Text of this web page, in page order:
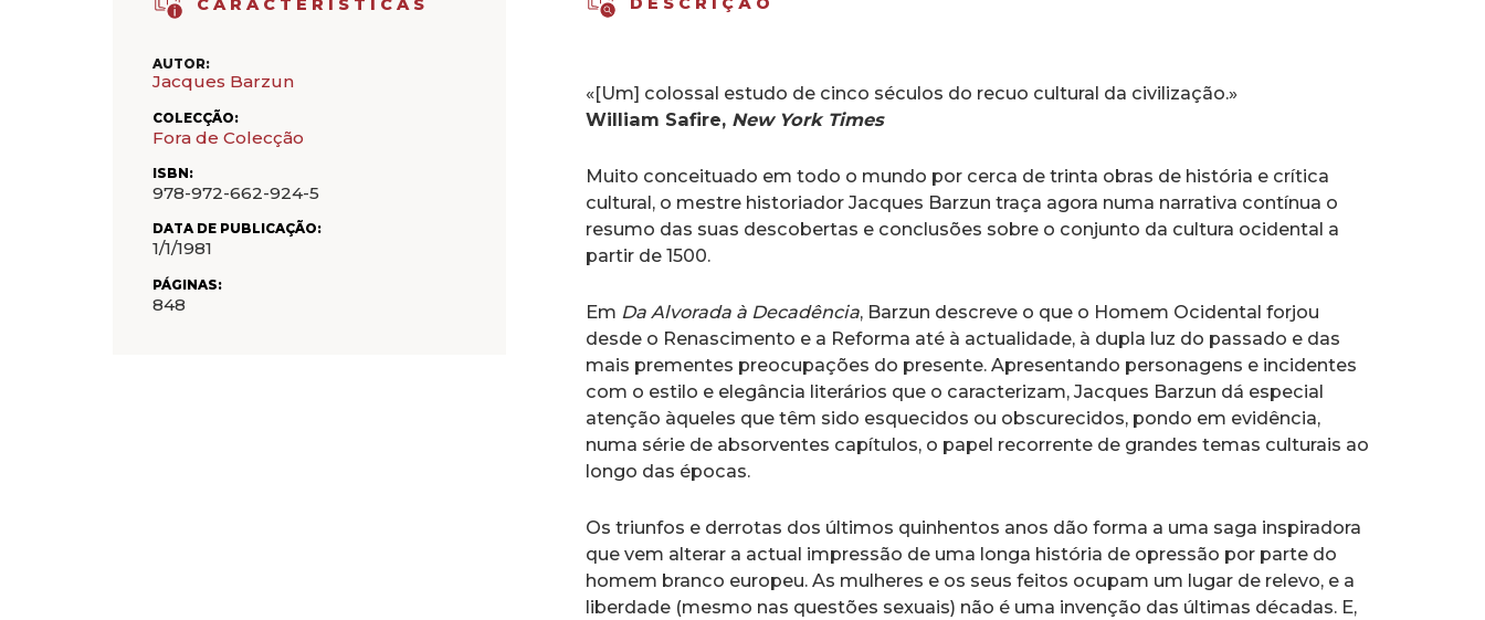
CARACTERÍSTICAS
AUTOR:
Jacques Barzun
COLECÇÃO:
Fora de Colecção
ISBN:
978-972-662-924-5
DATA DE PUBLICAÇÃO:
1/1/1981
PÁGINAS:
848
«[Um] colossal estudo de cinco séculos do recuo cultural da civilização.»
William Safire, New York Times
Muito conceituado em todo o mundo por cerca de trinta obras de história e crítica
cultural, o mestre historiador Jacques Barzun traça agora numa narrativa contínua o
resumo das suas descobertas e conclusões sobre o conjunto da cultura ocidental a
partir de 1500.
Em Da Alvorada à Decadência, Barzun descreve o que o Homem Ocidental forjou
desde o Renascimento e a Reforma até à actualidade, à dupla luz do passado e das
mais prementes preocupações do presente. Apresentando personagens e incidentes
com o estilo e elegância literários que o caracterizam, Jacques Barzun dá especial
atenção àqueles que têm sido esquecidos ou obscurecidos, pondo em evidência,
numa série de absorventes capítulos, o papel recorrente de grandes temas culturais ao
longo das épocas.
Os triunfos e derrotas dos últimos quinhentos anos dão forma a uma saga inspiradora
que vem alterar a actual impressão de uma longa história de opressão por parte do
homem branco europeu. As mulheres e os seus feitos ocupam um lugar de relevo, e a
liberdade (mesmo nas questões sexuais) não é uma invenção das últimas décadas. E,